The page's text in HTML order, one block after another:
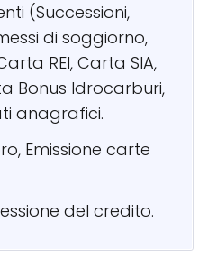
(Successioni,
di soggiorno,
REI, Carta SIA,
Bonus Idrocarburi,
anagrafici.
Emissione carte
del credito.